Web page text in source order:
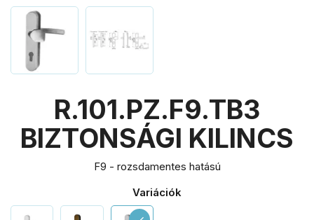
R.101.PZ.F9.TB3
BIZTONSÁGI KILINCS
F9 - rozsdamentes hatású
Variációk